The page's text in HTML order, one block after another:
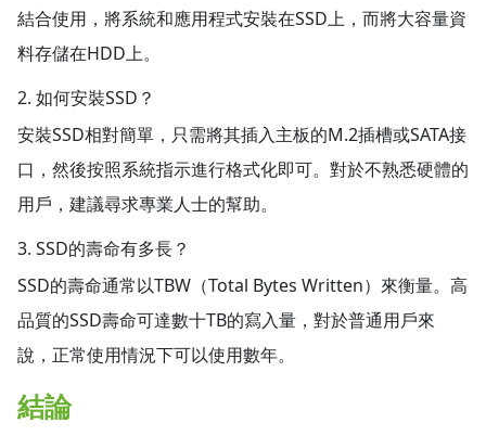
結合使用，將系統和應用程式安裝在SSD上，而將大容量資
料存儲在HDD上。
2. 如何安裝SSD？
安裝SSD相對簡單，只需將其插入主板的M.2插槽或SATA接
口，然後按照系統指示進行格式化即可。對於不熟悉硬體的
用戶，建議尋求專業人士的幫助。
3. SSD的壽命有多長？
SSD的壽命通常以TBW（Total Bytes Written）來衡量。高
品質的SSD壽命可達數十TB的寫入量，對於普通用戶來
說，正常使用情況下可以使用數年。
結論